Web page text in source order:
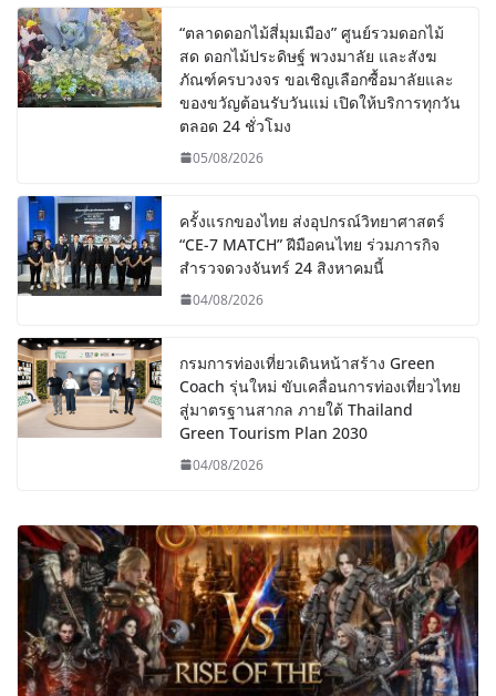
“ตลาดดอกไม้สี่มุมเมือง” ศูนย์รวมดอกไม้
สด ดอกไม้ประดิษฐ์ พวงมาลัย และสังฆ
ภัณฑ์ครบวงจร ขอเชิญเลือกซื้อมาลัยและ
ของขวัญต้อนรับวันแม่ เปิดให้บริการทุกวัน
ตลอด 24 ชั่วโมง
05/08/2026
ครั้งแรกของไทย ส่งอุปกรณ์วิทยาศาสตร์
“CE-7 MATCH” ฝีมือคนไทย ร่วมภารกิจ
สำรวจดวงจันทร์ 24 สิงหาคมนี้
04/08/2026
กรมการท่องเที่ยวเดินหน้าสร้าง Green
Coach รุ่นใหม่ ขับเคลื่อนการท่องเที่ยวไทย
สู่มาตรฐานสากล ภายใต้ Thailand
Green Tourism Plan 2030
04/08/2026